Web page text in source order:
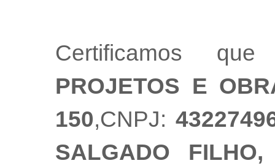
Certificamos
PROJETOS E
150,CNPJ:
SALGADO